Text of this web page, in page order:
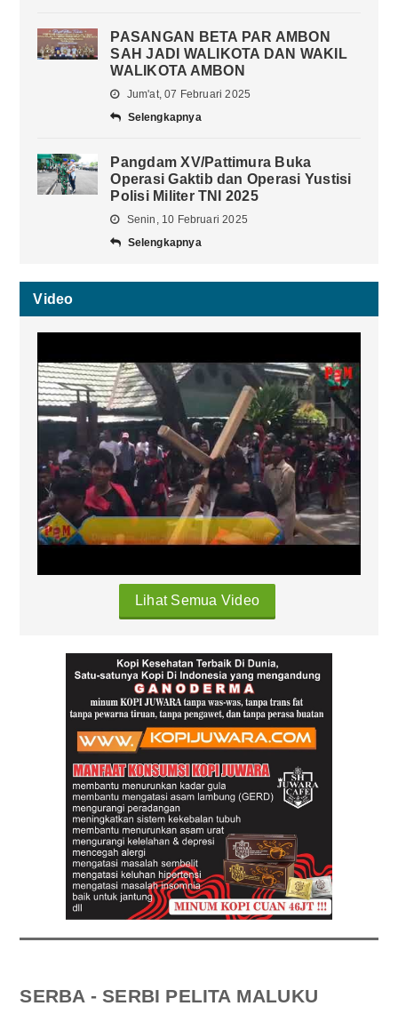
PASANGAN BETA PAR AMBON
SAH JADI WALIKOTA DAN WAKIL
WALIKOTA AMBON
Jum'at, 07 Februari 2025
Selengkapnya
Pangdam XV/Pattimura Buka
Operasi Gaktib dan Operasi Yustisi
Polisi Militer TNI 2025
Senin, 10 Februari 2025
Selengkapnya
Video
Lihat Semua Video
SERBA - SERBI PELITA MALUKU